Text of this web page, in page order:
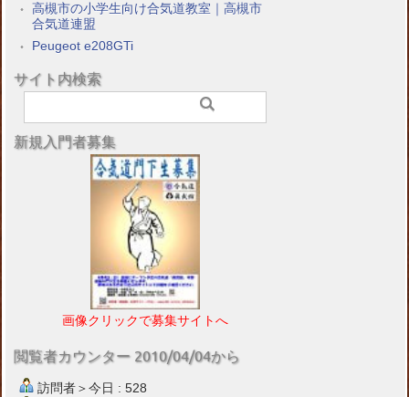
高槻市の小学生向け合気道教室｜高槻市
合気道連盟
Peugeot e208GTi
サイト内検索
新規入門者募集
画像クリックで募集サイトへ
閲覧者カウンター 2010/04/04から
訪問者＞今日 : 528